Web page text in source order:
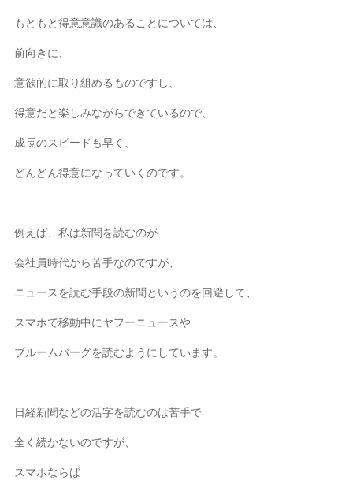
もともと得意意識のあることについては、
前向きに、
意欲的に取り組めるものですし、
得意だと楽しみながらできているので、
成長のスピードも早く、
どんどん得意になっていくのです。
例えば、私は新聞を読むのが
会社員時代から苦手なのですが、
ニュースを読む手段の新聞というのを回避して、
スマホで移動中にヤフーニュースや
ブルームバーグを読むようにしています。
日経新聞などの活字を読むのは苦手で
全く続かないのですが、
スマホならば